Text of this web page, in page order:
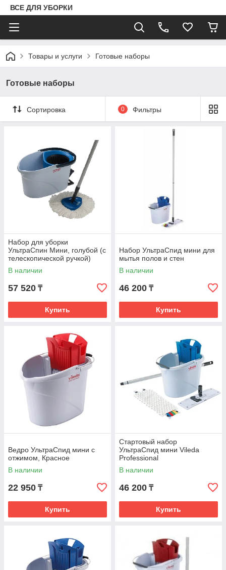
ВСЕ ДЛЯ УБОРКИ
Товары и услуги Готовые наборы
Готовые наборы
Сортировка 0 Фильтры
Набор для уборки
УльтраСпин Мини, голубой (с
телескопической ручкой)
В наличии
57 520 ₸
Купить
Набор УльтраСпид мини для
мытья полов и стен
В наличии
46 200 ₸
Купить
Ведро УльтраСпид мини с
отжимом, Красное
В наличии
22 950 ₸
Купить
Стартовый набор
УльтраСпид мини Vileda
Professional
В наличии
46 200 ₸
Купить